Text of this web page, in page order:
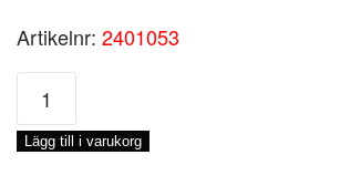
Artikelnr: 2401053
RESERVDEL
VINKELSTÖD
mängd
Lägg till i varukorg